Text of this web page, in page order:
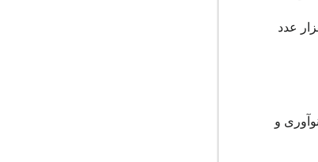
این شبکه به اوج قبلی خود نرسیده و معاملات هفتگی آن در حدود ۹ میلیون و آدرس‌های فعال بین ۳۰۰ تا ۴۰۰ هزار عدد
و